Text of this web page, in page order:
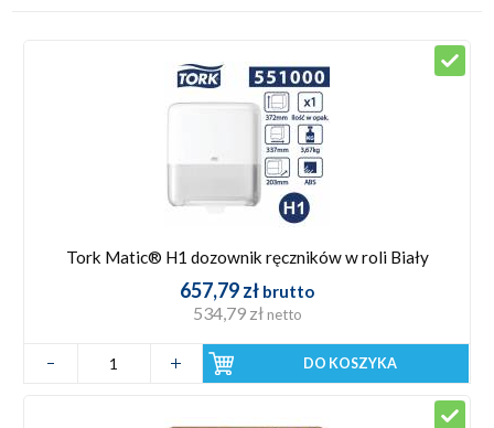
Tork Matic® H1 dozownik ręczników w roli Biały
657,79 zł brutto
534,79 zł netto
DO KOSZYKA